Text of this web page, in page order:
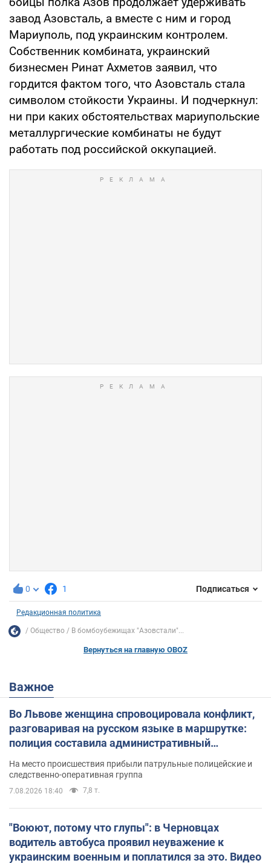
завод Азовсталь, а вместе с ним и город
Мариуполь, под украинским контролем.
Собственник комбината, украинский
бизнесмен Ринат Ахметов заявил, что
гордится фактом того, что Азовсталь стала
символом стойкости Украины. И подчеркнул:
ни при каких обстоятельствах мариупольские
металлургические комбинаты не будут
работать под российской оккупацией.
0 1 Подписаться
Редакционная политика
Общество В бомбоубежищах "Азовстали"...
Вернуться на главную OBOZ
Важное
Во Львове женщина спровоцировала конфликт,
разговаривая на русском языке в маршрутке:
полиция составила административный
На место происшествия прибыли патрульные полицейские и
следственно-оперативная группа
7.08.2026 18:40 7,8 т.
"Воюют, потому что глупы": в Черновцах
водитель автобуса проявил неуважение к
украинским военным и поплатился за это. Видео